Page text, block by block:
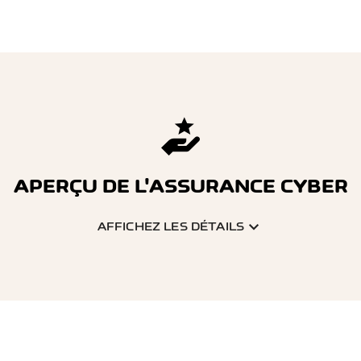
APERÇU DE L'ASSURANCE CYBER
AFFICHEZ LES DÉTAILS